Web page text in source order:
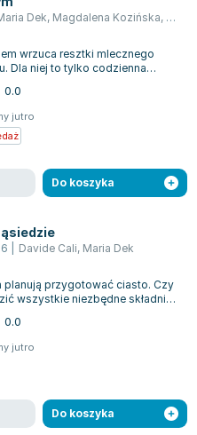
Dek, Magdalena Kozińska,
wrzuca resztki mlecznego
Dla niej to tylko codzienna
zdaje sobie sprawy, że...
0.0
jutro
Do koszyka
Davide Cali, Maria Dek
planują przygotować ciasto. Czy
wszystkie niezbędne składniki,
szarlotkę? K...
0.0
jutro
Do koszyka